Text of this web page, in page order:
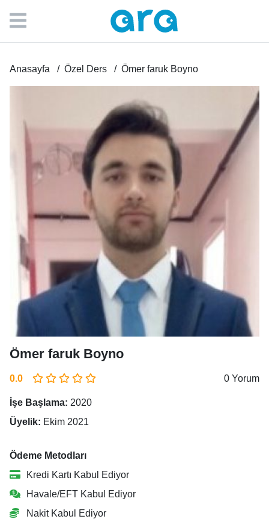
Anasayfa Özel Ders Ömer faruk Boyno
Ömer faruk Boyno
0.0 0 Yorum
İşe Başlama: 2020
Üyelik: Ekim 2021
Ödeme Metodları
Kredi Kartı Kabul Ediyor
Havale/EFT Kabul Ediyor
Nakit Kabul Ediyor